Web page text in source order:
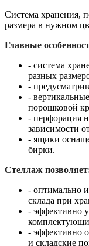
Система хранения,
размера в нужном
Главные
- система
разных
-
-
порошковой
- перфорация
зависимости
- ящики
бирки.
Стеллаж
- оптимально
склада при
- эффективно
- эффективно
и складские